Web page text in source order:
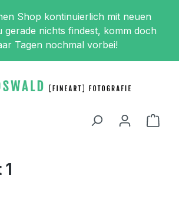
Shop kontinuierlich mit neuen
gerade nichts findest, komm doch
Tagen nochmal vorbei!